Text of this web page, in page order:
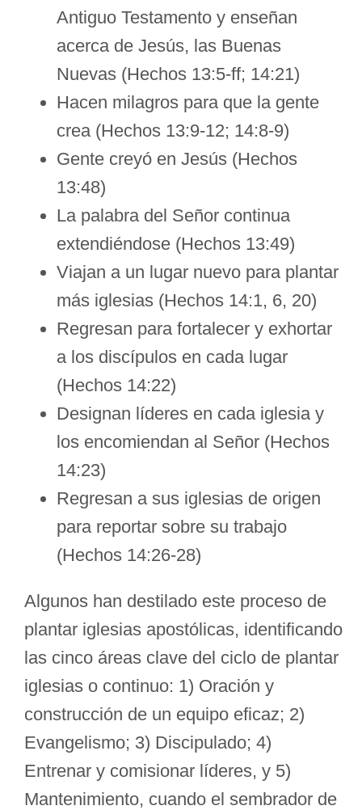
Antiguo Testamento y enseñan
acerca de Jesús, las Buenas
Nuevas (Hechos 13:5-ff; 14:21)
Hacen milagros para que la gente
crea (Hechos 13:9-12; 14:8-9)
Gente creyó en Jesús (Hechos
13:48)
La palabra del Señor continua
extendiéndose (Hechos 13:49)
Viajan a un lugar nuevo para plantar
más iglesias (Hechos 14:1, 6, 20)
Regresan para fortalecer y exhortar
a los discípulos en cada lugar
(Hechos 14:22)
Designan líderes en cada iglesia y
los encomiendan al Señor (Hechos
14:23)
Regresan a sus iglesias de origen
para reportar sobre su trabajo
(Hechos 14:26-28)
Algunos han destilado este proceso de
plantar iglesias apostólicas, identificando
las cinco áreas clave del ciclo de plantar
iglesias o continuo: 1) Oración y
construcción de un equipo eficaz; 2)
Evangelismo; 3) Discipulado; 4)
Entrenar y comisionar líderes, y 5)
Mantenimiento, cuando el sembrador de